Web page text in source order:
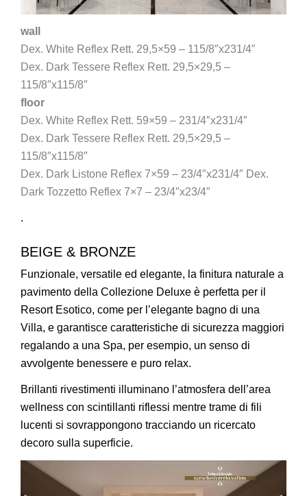
wall
Dex. White Reflex Rett. 29,5×59 – 115/8″x231/4″
Dex. Dark Tessere Reflex Rett. 29,5×29,5 –
115/8″x115/8″
floor
Dex. White Reflex Rett. 59×59 – 231/4″x231/4″
Dex. Dark Tessere Reflex Rett. 29,5×29,5 –
115/8″x115/8″
Dex. Dark Listone Reflex 7×59 – 23/4″x231/4″ Dex.
Dark Tozzetto Reflex 7×7 – 23/4″x23/4″
.
BEIGE & BRONZE
Funzionale, versatile ed elegante, la finitura naturale a
pavimento della Collezione Deluxe è perfetta per il
Resort Esotico, come per l’elegante bagno di una
Villa, e garantisce caratteristiche di sicurezza maggiori
regalando a una Spa, per esempio, un senso di
avvolgente benessere e puro relax.
Brillanti rivestimenti illuminano l’atmosfera dell’area
wellness con scintillanti riflessi mentre trame di fili
lucenti si sovrappongono tracciando un ricercato
decoro sulla superficie.